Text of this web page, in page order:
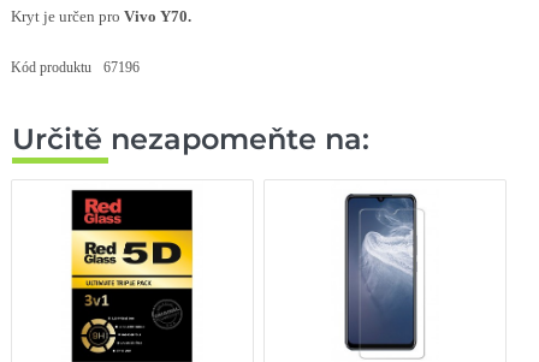
Kryt je určen pro Vivo Y70.
Kód produktu 67196
Určitě nezapomeňte na: